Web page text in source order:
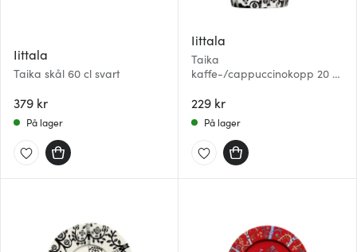
Iittala
Taika skål 60 cl svart
379 kr
På lager
Iittala
Taika
kaffe-/cappuccinokopp 20 cl
229 kr
På lager